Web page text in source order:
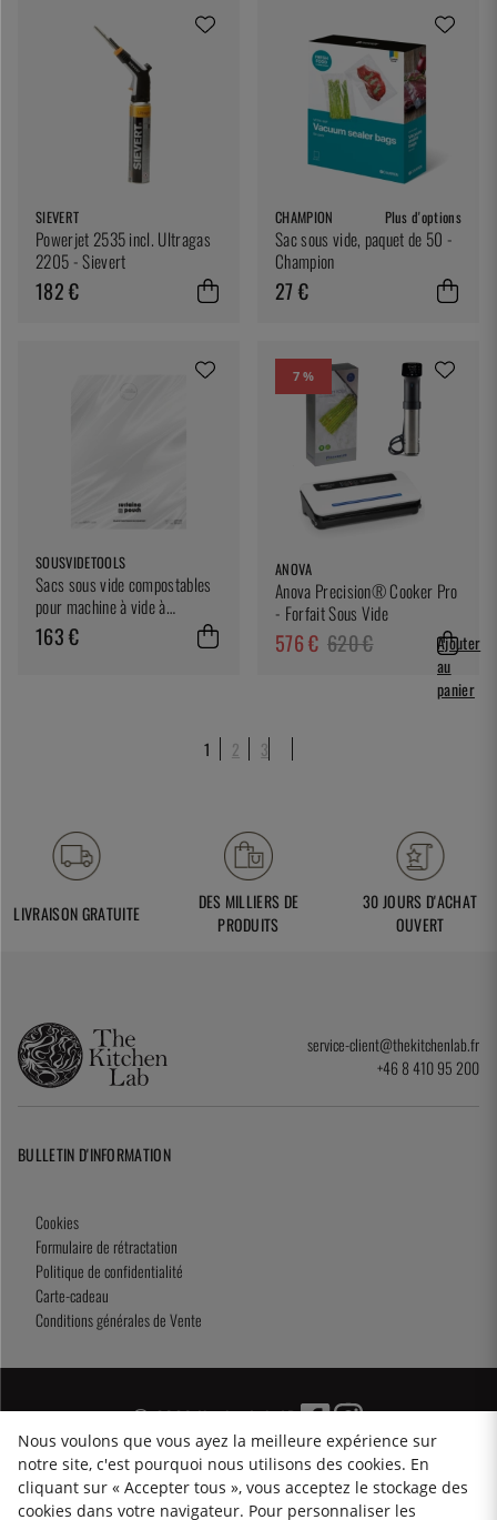
SIEVERT
Powerjet 2535 incl. Ultragas
2205 - Sievert
182 €
CHAMPION Plus d'options
Sac sous vide, paquet de 50 -
Champion
27 €
SOUSVIDETOOLS
Sacs sous vide compostables
pour machine à vide à
chambre, 30 x 40 cm, paquet
de 200 - SousVideTools
163 €
7 %
ANOVA
Anova Precision® Cooker Pro
- Forfait Sous Vide
576 € 620 €
Ajouter
au
panier
1 2 3
LIVRAISON GRATUITE
DES MILLIERS DE
PRODUITS
30 JOURS D'ACHAT
OUVERT
service-client@thekitchenlab.fr
+46 8 410 95 200
BULLETIN D'INFORMATION
Cookies
Formulaire de rétractation
Politique de confidentialité
Carte-cadeau
Conditions générales de Vente
2026 KitchenLab AB
Nous voulons que vous ayez la meilleure expérience sur
notre site, c'est pourquoi nous utilisons des cookies. En
cliquant sur « Accepter tous », vous acceptez le stockage des
cookies dans votre navigateur. Pour personnaliser les